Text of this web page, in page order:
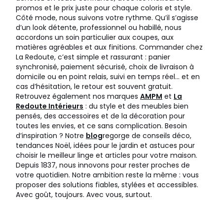
promos et le prix juste pour chaque coloris et style.
Côté mode, nous suivons votre rythme. Qu’il s’agisse
d’un look détente, professionnel ou habillé, nous
accordons un soin particulier aux coupes, aux
matières agréables et aux finitions. Commander chez
La Redoute, c’est simple et rassurant : panier
synchronisé, paiement sécurisé, choix de livraison à
domicile ou en point relais, suivi en temps réel… et en
cas d’hésitation, le retour est souvent gratuit.
Retrouvez également nos marques AMPM et La
Redoute Intérieurs : du style et des meubles bien
pensés, des accessoires et de la décoration pour
toutes les envies, et ce sans complication. Besoin
d’inspiration ? Notre blogregorge de conseils déco,
tendances Noël, idées pour le jardin et astuces pour
choisir le meilleur linge et articles pour votre maison.
Depuis 1837, nous innovons pour rester proches de
votre quotidien. Notre ambition reste la même : vous
proposer des solutions fiables, stylées et accessibles.
Avec goût, toujours. Avec vous, surtout.